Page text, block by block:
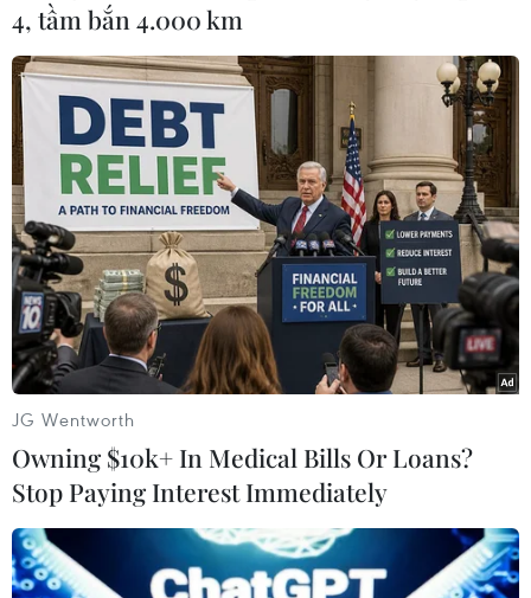
Trước Man City, Manchester United cũng giành
quyền đi tiếp sau trận thắng 2-0 trước Burnley.
Quỷ đỏ sẽ chạm trán Charlton Athletic ở tứ kết.
Tứ kết League Cup
Manchester United - Charlton Athletic
Newcastle United - Leicester City
Nottingham Forest - Wolverhampton
Southampton - Manchester City
(Vietnam+)
4, tầm bắn 4.000 km
JG Wentworth
Owning $10k+ In Medical Bills Or Loans?
Stop Paying Interest Immediately